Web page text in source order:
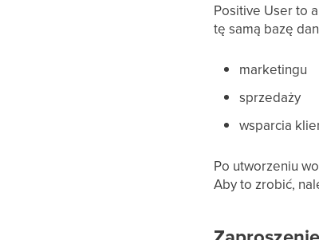
Positive User to
tę samą bazę
marketingu
sprzedaży
wsparcia
Po utworzeniu
Aby to zrobić,